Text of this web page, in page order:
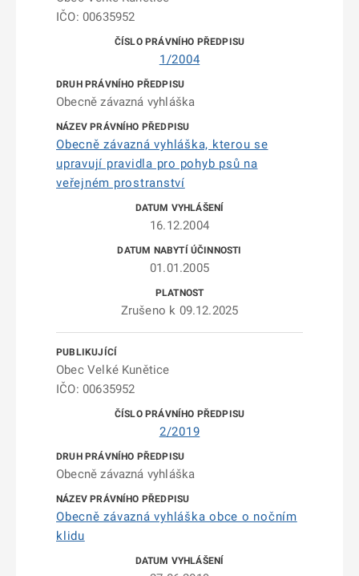
IČO: 00635952
1/2004
Obecně závazná vyhláška
Obecně závazná vyhláška, kterou se
upravují pravidla pro pohyb psů na
veřejném prostranství
16.12.2004
01.01.2005
Zrušeno k 09.12.2025
Obec Velké Kunětice
IČO: 00635952
2/2019
Obecně závazná vyhláška
Obecně závazná vyhláška obce o nočním
klidu